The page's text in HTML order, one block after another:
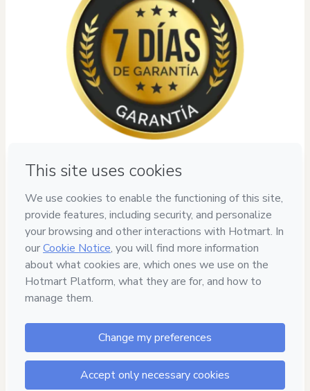
Your information is 100% secure
Safe purchase
Secure and authenticated environment
Approved content